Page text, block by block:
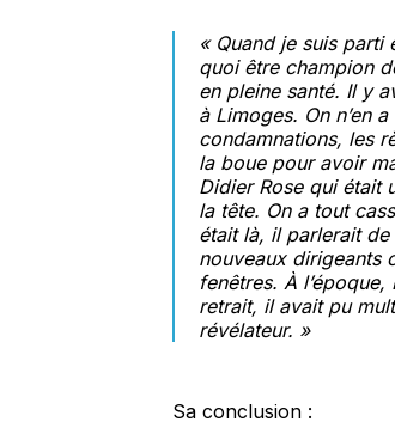
« Quand je suis parti
quoi être champion
en pleine santé. Il y
à Limoges. On n’en
condamnations, les
la boue pour avoir
Didier Rose qui était
la tête. On a tout
était là, il parlerait
nouveaux dirigeants
fenêtres. À
retrait, il avait pu
révélateur. »
Sa conclusion :